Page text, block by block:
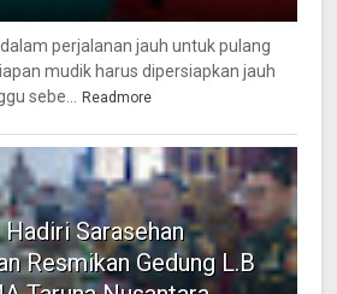
perjalanan jauh untuk pulang
mudik harus dipersiapkan jauh
sebe...
Readmore
Sarasehan
Resmikan Gedung L.B